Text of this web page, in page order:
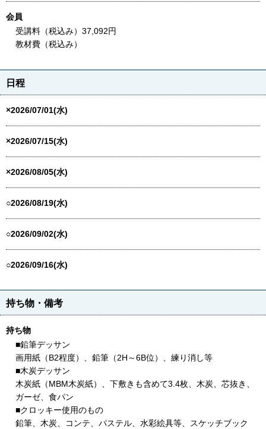
会員
受講料（税込み）37,092円
教材費（税込み）
日程
×2026/07/01(水)
×2026/07/15(水)
×2026/08/05(水)
○2026/08/19(水)
○2026/09/02(水)
○2026/09/16(水)
持ち物・備考
持ち物
■鉛筆デッサン
画用紙（B2程度）、鉛筆（2H～6B位）、練り消し等
■木炭デッサン
木炭紙（MBM木炭紙）、下敷きも含めて3.4枚、木炭、芯抜き、
ガーゼ、食パン
■クロッキー使用のもの
鉛筆、木炭、コンテ、パステル、水彩絵具等、スケッチブック